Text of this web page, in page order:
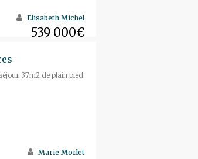
539 000€
Elisabeth Michel
37m2 de plain pied
Marie Morlet